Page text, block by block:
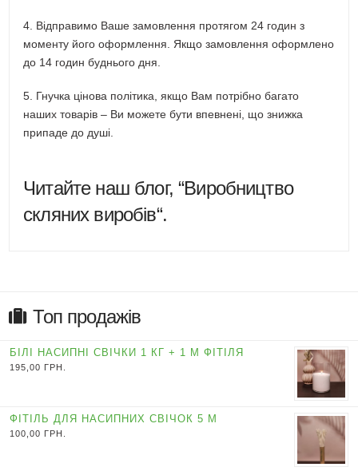
4. Відправимо Ваше замовлення протягом 24 годин з
моменту його оформлення. Якщо замовлення оформлено
до 14 годин буднього дня.
5. Гнучка цінова політика, якщо Вам потрібно багато
наших товарів – Ви можете бути впевнені, що знижка
припаде до душі.
Читайте наш блог, “Виробництво
скляних виробів“.
Топ продажів
БІЛІ НАСИПНІ СВІЧКИ 1 КГ + 1 М ФІТІЛЯ
195,00 ГРН.
ФІТІЛЬ ДЛЯ НАСИПНИХ СВІЧОК 5 М
100,00 ГРН.